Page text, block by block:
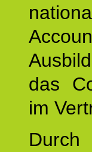
das
im
Durch